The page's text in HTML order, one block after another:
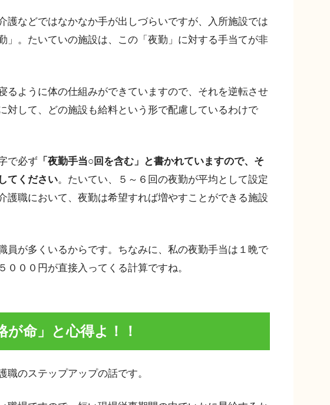
護などではなかなか手が出しづらいですが、入所施設では
」。たいていの施設は、この「夜勤」に対する手当てが非
るように体の仕組みができていますので、それを逆転させ
対して、どの施設も給料という形で配慮しているわけで
で必ず 「夜勤手当○回を含む」と書かれていますので、そ
てください。たいてい、５～６回の夜勤が平均として設定
護職において、夜勤は希望すれば増やすことができる施設
員が多くいるからです。ちなみに、私の夜勤手当は１晩で
００円が直接入ってくる計算ですね。
が命」と心得よ！！
職のステップアップの話です。